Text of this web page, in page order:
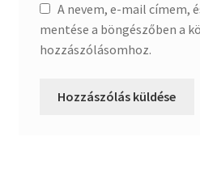
A nevem, e-mail címem,
mentése a böngészőben a
hozzászólásomhoz.